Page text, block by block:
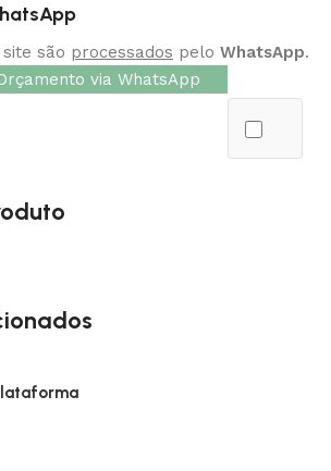
são processados pelo WhatsApp.
via WhatsApp